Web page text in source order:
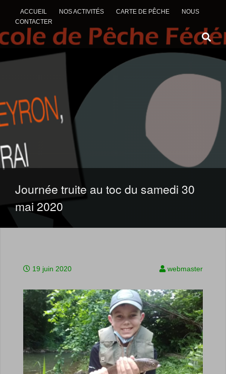
ACCUEIL NOS ACTIVITÉS CARTE DE PÊCHE
NOUS
CONTACTER
ALLER AU CONTENU
Journée truite au toc du samedi 30
mai 2020
19 juin 2020 webmaster